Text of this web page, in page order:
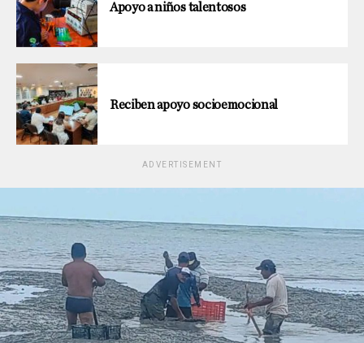
Apoyo a niños talentosos
Reciben apoyo socioemocional
ADVERTISEMENT